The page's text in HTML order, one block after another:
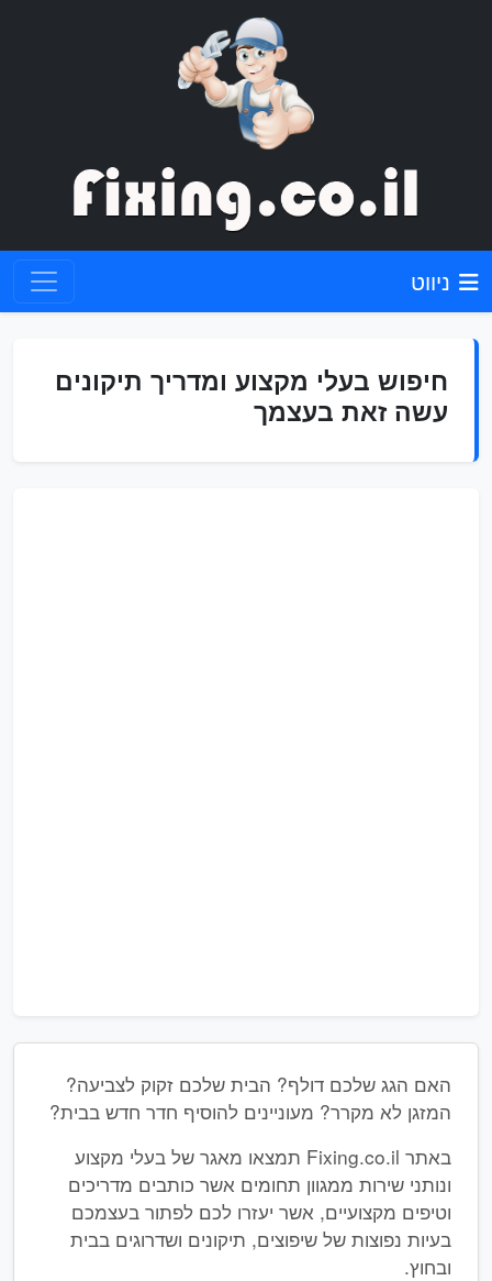
ניווט
חיפוש בעלי מקצוע ומדריך תיקונים
עשה זאת בעצמך
האם הגג שלכם דולף? הבית שלכם זקוק לצביעה?
המזגן לא מקרר? מעוניינים להוסיף חדר חדש בבית?
באתר Fixing.co.il תמצאו מאגר של בעלי מקצוע
ונותני שירות ממגוון תחומים אשר כותבים מדריכים
וטיפים מקצועיים, אשר יעזרו לכם לפתור בעצמכם
בעיות נפוצות של שיפוצים, תיקונים ושדרוגים בבית
ובחוץ.